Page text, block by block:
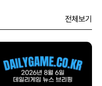
전체보기